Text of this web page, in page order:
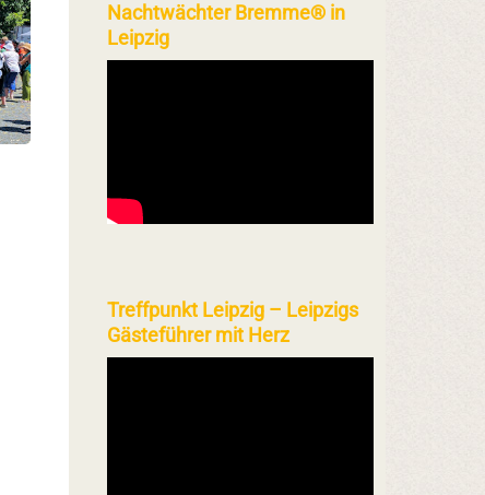
Nachtwächter Bremme® in
Leipzig
Treffpunkt Leipzig – Leipzigs
Gästeführer mit Herz